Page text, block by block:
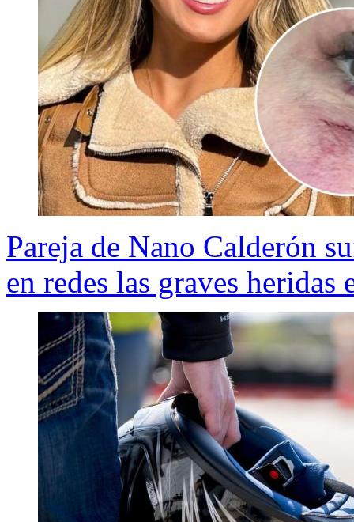
Pareja de Nano Calderón
en redes las graves heridas